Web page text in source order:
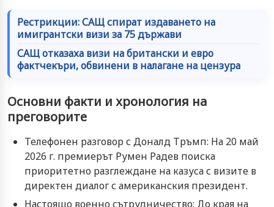
Рестрикции: САЩ спират издаването на
имигрантски визи за 75 държави
САЩ отказаха визи на британски и евро
фактчекъри, обвинени в налагане на цензура
Основни факти и хронология на
преговорите
Телефонен разговор с Доналд Тръмп: На 20 май
2026 г. премиерът Румен Радев поиска
приоритетно разглеждане на казуса с визите в
директен диалог с американския президент.
Настоящо военно сътрудничество: До края на